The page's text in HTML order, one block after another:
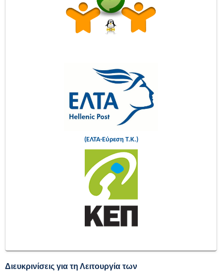
(ΕΛΤΑ-Εύρεση Τ.Κ.)
Διευκρινίσεις για τη Λειτουργία των